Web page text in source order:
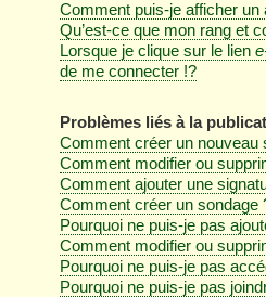
Comment puis-je afficher un
Qu’est-ce que mon rang et
Lorsque je clique sur le lien
de me connecter !?
Problèmes liés à la
Comment créer un nouveau
Comment modifier ou
Comment ajouter une
Comment créer un sondage
Pourquoi ne puis-je pas
Comment modifier ou
Pourquoi ne puis-je pas
Pourquoi ne puis-je pas